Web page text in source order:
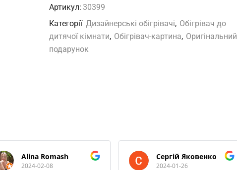
Артикул: 30399
Категорії Дизайнерські обігрівачі, Обігрівач до
дитячої кімнати, Обігрівач-картина, Оригінальний
подарунок
Alina Romash
2024-02-08
Сергій Яковенко
2024-01-26